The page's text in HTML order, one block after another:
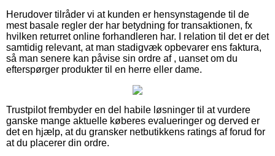
Herudover tilråder vi at kunden er hensynstagende til de
mest basale regler der har betydning for transaktionen, fx
hvilken returret online forhandleren har. I relation til det er det
samtidig relevant, at man stadigvæk opbevarer ens faktura,
så man senere kan påvise sin ordre af , uanset om du
efterspørger produkter til en herre eller dame.
Trustpilot frembyder en del habile løsninger til at vurdere
ganske mange aktuelle køberes evalueringer og derved er
det en hjælp, at du gransker netbutikkens ratings af forud for
at du placerer din ordre.